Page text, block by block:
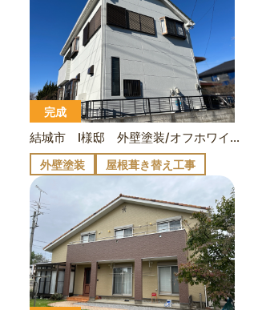
完成
結城市 I様邸 外壁塗装/オフホワイト、屋根葺き替え工事
外壁塗装 屋根葺き替え工事